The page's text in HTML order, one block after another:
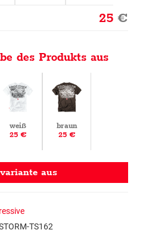
25€
des Produkts aus
weiß
25 €
braun
25 €
aus
TS162